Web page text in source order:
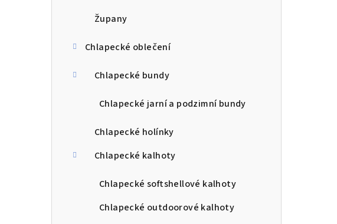
Župany
Chlapecké oblečení
Chlapecké bundy
Chlapecké jarní a podzimní bundy
Chlapecké holínky
Chlapecké kalhoty
Chlapecké softshellové kalhoty
Chlapecké outdoorové kalhoty